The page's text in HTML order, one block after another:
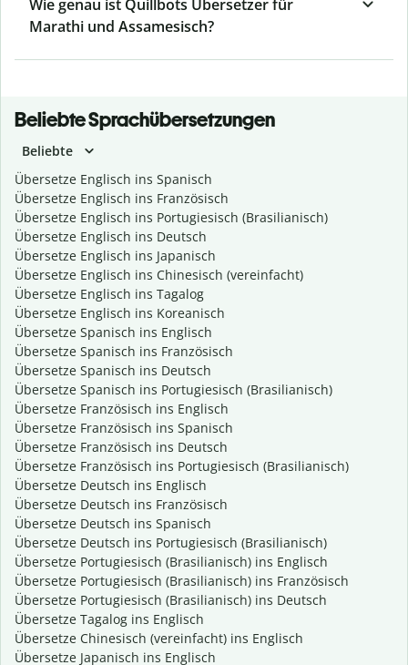
Wie genau ist Quillbots Übersetzer für
Marathi und Assamesisch?
Beliebte Sprachübersetzungen
Beliebte
Übersetze Englisch ins Spanisch
Übersetze Englisch ins Französisch
Übersetze Englisch ins Portugiesisch (Brasilianisch)
Übersetze Englisch ins Deutsch
Übersetze Englisch ins Japanisch
Übersetze Englisch ins Chinesisch (vereinfacht)
Übersetze Englisch ins Tagalog
Übersetze Englisch ins Koreanisch
Übersetze Spanisch ins Englisch
Übersetze Spanisch ins Französisch
Übersetze Spanisch ins Deutsch
Übersetze Spanisch ins Portugiesisch (Brasilianisch)
Übersetze Französisch ins Englisch
Übersetze Französisch ins Spanisch
Übersetze Französisch ins Deutsch
Übersetze Französisch ins Portugiesisch (Brasilianisch)
Übersetze Deutsch ins Englisch
Übersetze Deutsch ins Französisch
Übersetze Deutsch ins Spanisch
Übersetze Deutsch ins Portugiesisch (Brasilianisch)
Übersetze Portugiesisch (Brasilianisch) ins Englisch
Übersetze Portugiesisch (Brasilianisch) ins Französisch
Übersetze Portugiesisch (Brasilianisch) ins Deutsch
Übersetze Tagalog ins Englisch
Übersetze Chinesisch (vereinfacht) ins Englisch
Übersetze Japanisch ins Englisch